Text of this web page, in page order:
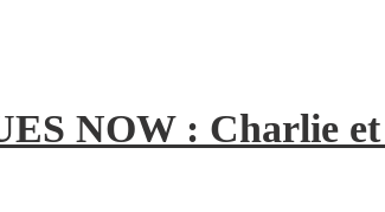
NOW : Charlie